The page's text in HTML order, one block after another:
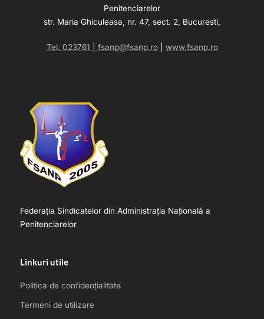
Penitenciarelor
str. Maria Ghiculeasa, nr. 47, sect. 2, Bucuresti,
Tel. 023761 | fsanp@fsanp.ro| www.fsanp.ro
Federația Sindicatelor din Administrația Națională a
Penitenciarelor
Linkuri utile
Politica de confidențialitate
Termeni de utilizare